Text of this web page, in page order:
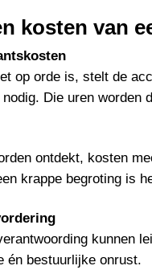
kosten van
op orde is, stelt de
Die uren worden
ontdekt, kosten
krappe begroting is
kunnen
én bestuurlijke onrust.